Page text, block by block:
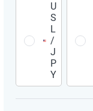
U
S
L
/
J
P
Y